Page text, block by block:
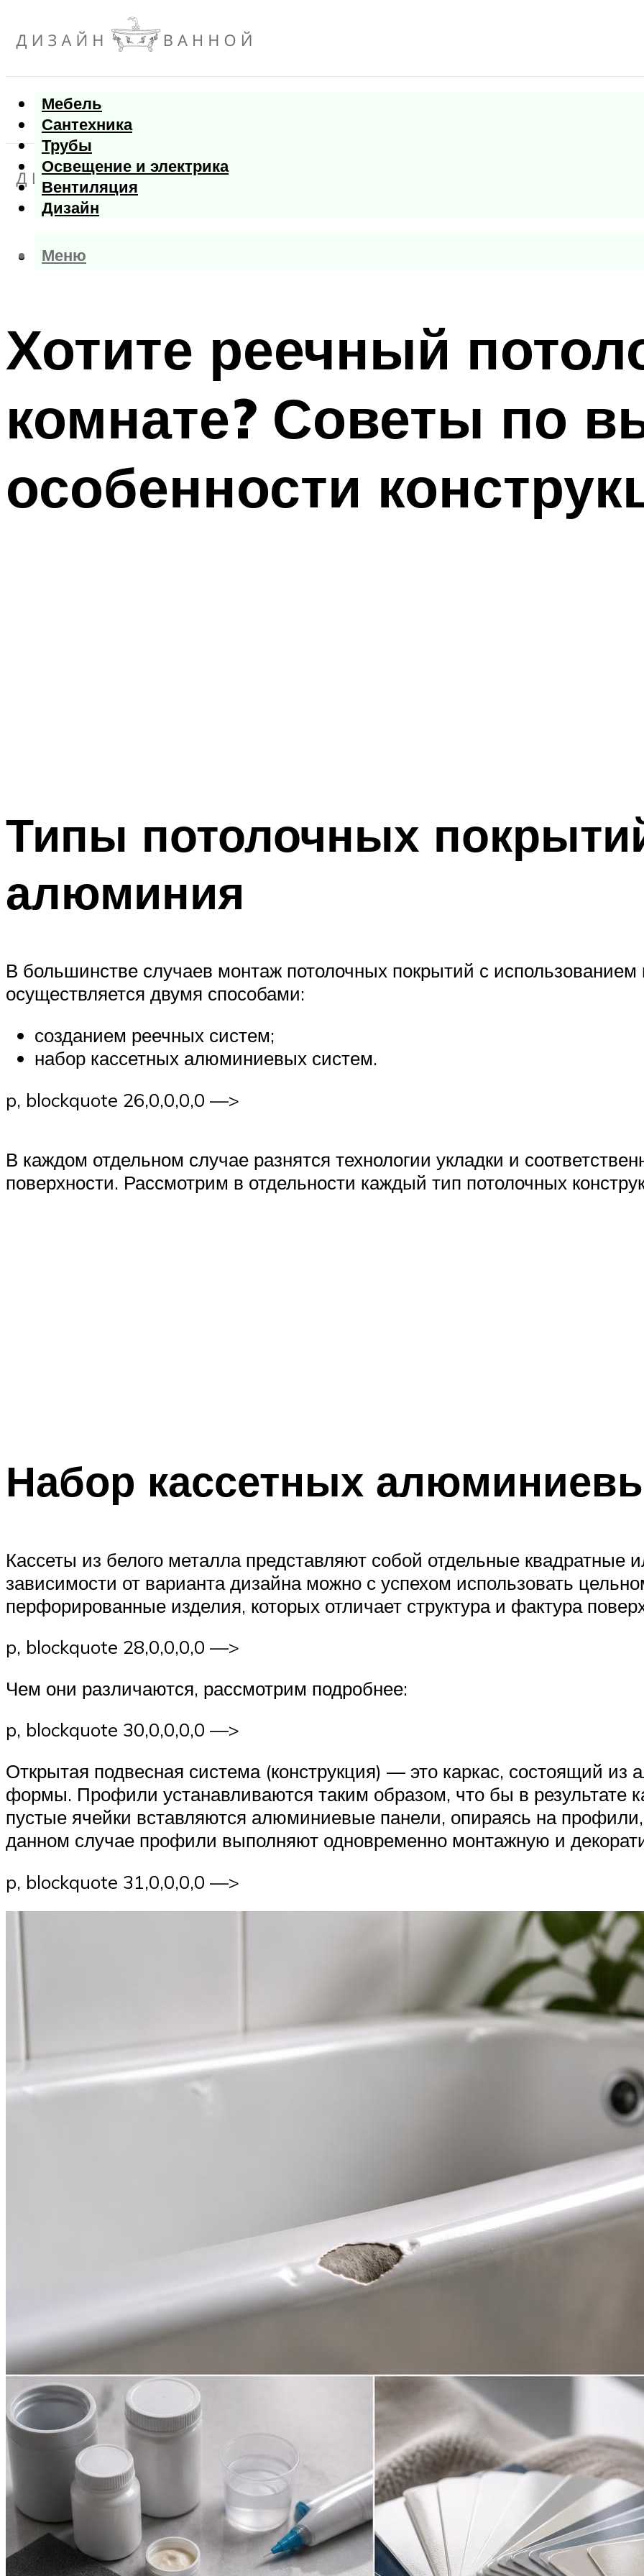
Мебель
Сантехника
Трубы
Освещение и электрика
Вентиляция
Дизайн
Меню
Меню
Хотите реечный
комнате? Советы по
особенности
Типы потолочных
алюминия
В большинстве случаев монтаж потолочных покрытий с использованием
осуществляется двумя способами:
созданием реечных систем;
набор кассетных алюминиевых систем.
p, blockquote 26,0,0,0,0 —>
В каждом отдельном случае разнятся технологии укладки и
поверхности. Рассмотрим в отдельности каждый тип потолочных
Набор кассетных
Кассеты из белого металла представляют собой отдельные
зависимости от варианта дизайна можно с успехом использовать
перфорированные изделия, которых отличает структура и фактура
p, blockquote 28,0,0,0,0 —>
Чем они различаются, рассмотрим подробнее:
p, blockquote 30,0,0,0,0 —>
Открытая подвесная система (конструкция) — это каркас, состоящий
формы. Профили устанавливаются таким образом, что бы в результате
пустые ячейки вставляются алюминиевые панели, опираясь на
данном случае профили выполняют одновременно монтажную и
p, blockquote 31,0,0,0,0 —>